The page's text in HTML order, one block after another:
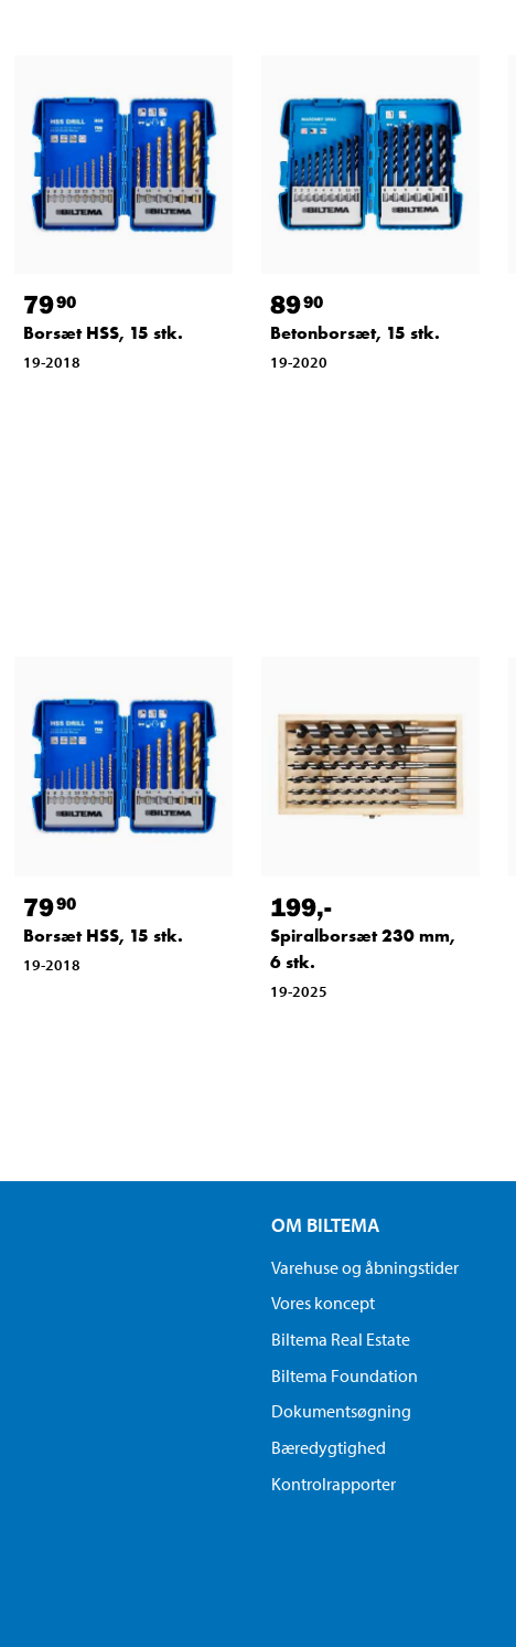
7990
Borsæt HSS, 15 stk.
19-2018
8990
Betonborsæt, 15 stk.
19-2020
7990
Borsæt HSS, 15 stk.
19-2018
199,-
Spiralborsæt 230 mm,
6 stk.
19-2025
OM BILTEMA
Varehuse og åbningstider
Vores koncept
Biltema Real Estate
Biltema Foundation
Dokumentsøgning
Bæredygtighed
Kontrolrapporter